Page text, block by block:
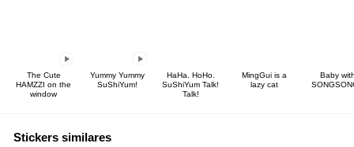
The Cute
HAMZZI on the
window
Yummy Yummy
SuShiYum!
HaHa. HoHo.
SuShiYum Talk!
Talk!
MingGui is a
lazy cat
Baby
Stickers similares